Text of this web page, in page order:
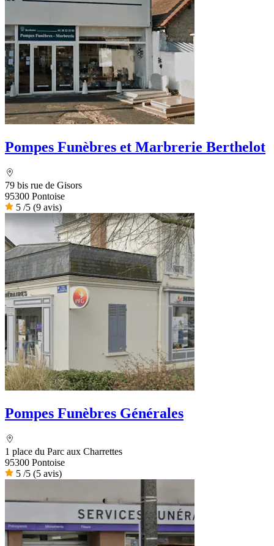
Pompes Funèbres et Marbrerie Berthelot
79 bis rue de Gisors
95300 Pontoise
5 /5 (9 avis)
Pompes Funèbres Générales
1 place du Parc aux Charrettes
95300 Pontoise
5 /5 (5 avis)